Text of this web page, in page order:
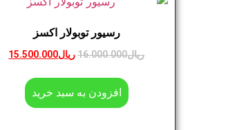
رسیور توبولار اکسز
ریال16.000.000 ریال15.500.000
افزودن به سبد خرید